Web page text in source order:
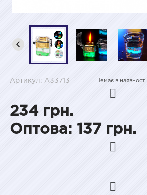
Артикул: A33713 Немає в наявності
234 грн.
Оптова: 137 грн.